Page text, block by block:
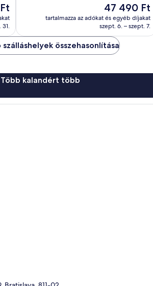
31.
Az
ár
47 490 Ft
47 490 Ft
tartalmazza az adókat és egyéb díjakat
szept. 6. – szept. 7.
szálláshelyek összehasonlítása
kalandért több